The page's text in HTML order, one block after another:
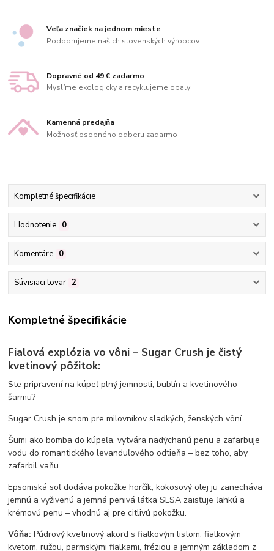
Veľa značiek na jednom mieste
Podporujeme našich slovenských výrobcov
Dopravné od 49 € zadarmo
Myslíme ekologicky a recyklujeme obaly
Kamenná predajňa
Možnosť osobného odberu zadarmo
Kompletné špecifikácie
Hodnotenie 0
Komentáre 0
Súvisiaci tovar 2
Kompletné špecifikácie
Fialová explózia vo vôni – Sugar Crush je čistý
kvetinový pôžitok:
Ste pripravení na kúpeľ plný jemnosti, bublín a kvetinového
šarmu?
Sugar Crush je snom pre milovníkov sladkých, ženských vôní.
Šumi ako bomba do kúpeľa, vytvára nadýchanú penu a zafarbuje
vodu do romantického levanduľového odtieňa – bez toho, aby
zafarbil vaňu.
Epsomská soľ dodáva pokožke horčík, kokosový olej ju zanecháva
jemnú a vyživenú a jemná penivá látka SLSA zaisťuje ľahkú a
krémovú penu – vhodnú aj pre citlivú pokožku.
Vôňa: Púdrový kvetinový akord s fialkovým listom, fialkovým
kvetom, ružou, parmskými fialkami, fréziou a jemným základom z